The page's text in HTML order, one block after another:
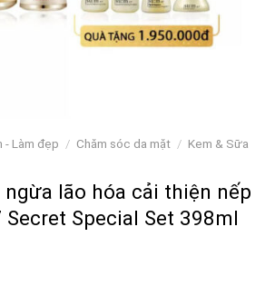
- Làm đẹp / Chăm sóc da mặt / Kem & Sữa
ngừa lão hóa cải thiện nếp
Secret Special Set 398ml